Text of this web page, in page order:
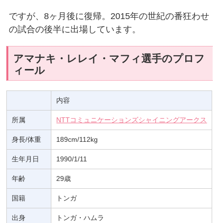
ですが、8ヶ月後に復帰。2015年の世紀の番狂わせ
の試合の後半に出場しています。
アマナキ・レレイ・マフィ選手のプロフ
ィール
内容
所属 NTTコミュニケーションズシャイニングアークス
身長/体重 189cm/112kg
生年月日 1990/1/11
年齢 29歳
国籍 トンガ
出身 トンガ・ハムラ